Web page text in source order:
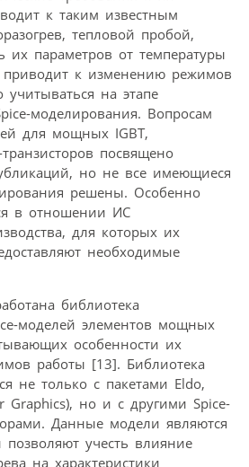
к таким известным
тепловой пробой,
их параметров от температуры
к изменению режимов
на этапе
моделирования. Вопросам
для мощных IGBT,
посвящено
но не все имеющиеся
решены. Особенно
в отношении ИС
для которых их
необходимые
библиотека
моделей элементов мощных
особенности их
работы [13]. Библиотека
не только с пакетами Eldo,
Graphics), но и с другими Spice-
Данные модели являются
учесть влияние
на характеристики